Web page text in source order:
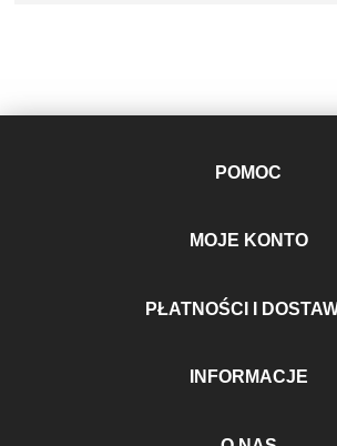
POMOC
MOJE KONTO
PŁATNOŚCI I
INFORMACJE